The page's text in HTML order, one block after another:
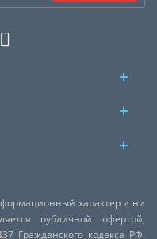
характер и ни
публичной офертой,
Гражданского кодекса РФ.